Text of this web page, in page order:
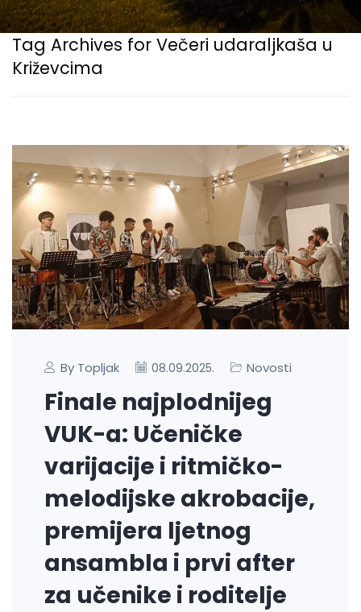
Tag Archives for Večeri udaraljkaša u
Križevcima
By Topljak 08.09.2025. Novosti
Finale najplodnijeg
VUK-a: Učeničke
varijacije i ritmičko-
melodijske akrobacije,
premijera ljetnog
ansambla i prvi after
za učenike i roditelje